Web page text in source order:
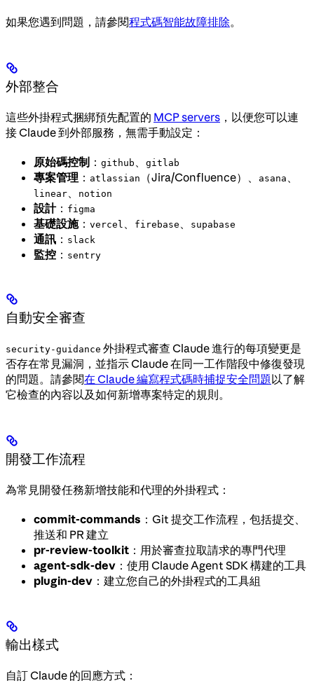
如果您遇到問題，請參閱程式碼智能故障排除。
外部整合
這些外掛程式捆綁預先配置的 MCP servers ，以便您可以連
接 Claude 到外部服務，無需手動設定：
原始碼控制 ： github gitlab
專案管理 ： atlassian （Jira/Confluence）、 asana
linear notion
設計： figma
基礎設施： vercel firebase supabase
通訊 ： slack
監控 ： sentry
自動安全審查
security-guidance 外掛程式審查 Claude 進行的每項變更是
否存在常見漏洞，並指示 Claude 在同一工作階段中修復發現
的問題。請參閱在 Claude 編寫程式碼時捕捉安全問題以了解
它檢查的內容以及如何新增專案特定的規則。
開發工作流程
為常見開發任務新增技能和代理的外掛程式：
commit-commands ：Git 提交工作流程，包括提交、
推送和 PR 建立
pr-review-toolkit ：用於審查拉取請求的專門代理
agent-sdk-dev ：使用 Claude Agent SDK 構建的工具
plugin-dev ：建立您自己的外掛程式的工具組
輸出樣式
自訂 Claude 的回應方式：